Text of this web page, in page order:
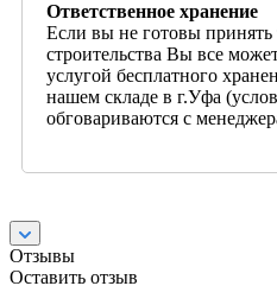
Ответственное хранение
Если вы не готовы принять
строительства Вы все
услугой бесплатного
нашем складе в г.Уфа
обговариваются с
Отзывы
Оставить отзыв